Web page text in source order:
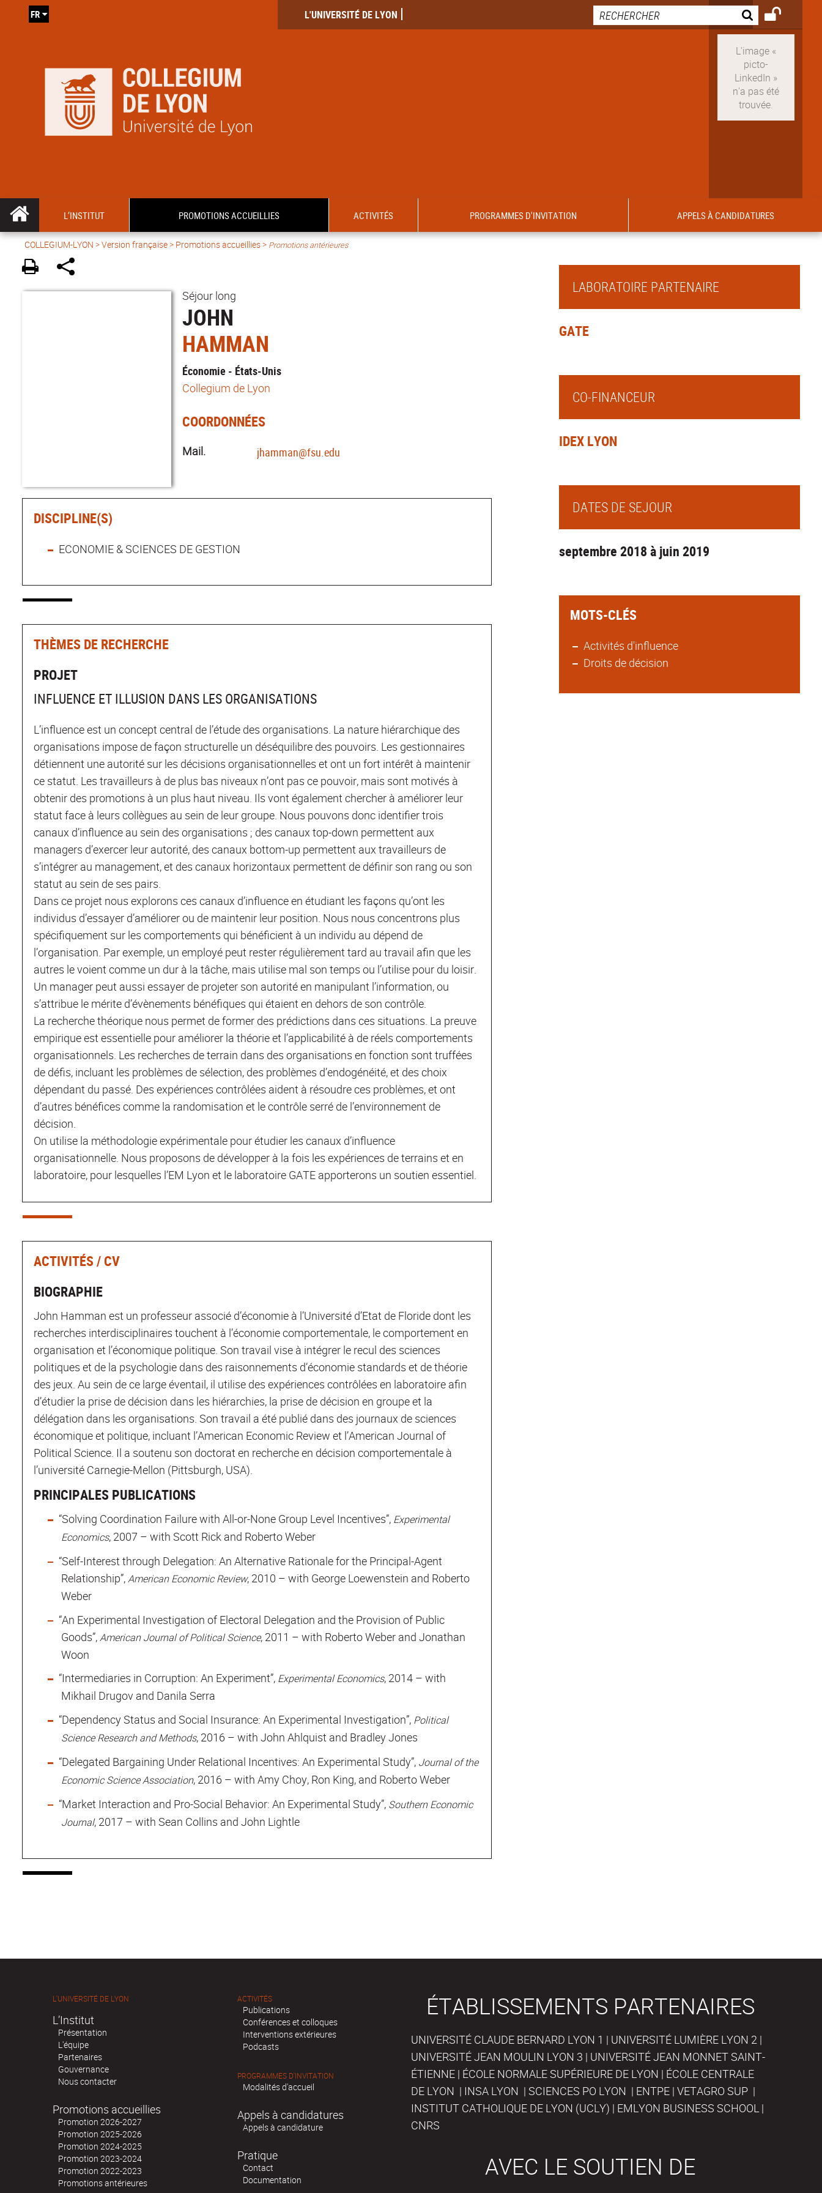
L'UNIVERSITÉ DE LYON
FR
L’INSTITUT PROMOTIONS ACCUEILLIES ACTIVITÉS PROGRAMMES D'INVITATION APPELS À CANDIDATURES
COLLEGIUM-LYON >Version française> Promotions accueillies > Promotions antérieures
Séjour long
JOHN
HAMMAN
Économie - États-Unis
Collegium de Lyon
COORDONNÉES
Mail. jhamman@fsu.edu
DISCIPLINE(S)
ECONOMIE & SCIENCES DE GESTION
THÈMES DE RECHERCHE
PROJET
INFLUENCE ET ILLUSION DANS LES ORGANISATIONS
L’influence est un concept central de l’étude des organisations. La nature hiérarchique des
organisations impose de façon structurelle un déséquilibre des pouvoirs. Les gestionnaires
détiennent une autorité sur les décisions organisationnelles et ont un fort intérêt à maintenir
ce statut. Les travailleurs à de plus bas niveaux n’ont pas ce pouvoir, mais sont motivés à
obtenir des promotions à un plus haut niveau. Ils vont également chercher à améliorer leur
statut face à leurs collègues au sein de leur groupe. Nous pouvons donc identifier trois
canaux d’influence au sein des organisations ; des canaux top-down permettent aux
managers d’exercer leur autorité, des canaux bottom-up permettent aux travailleurs de
s’intégrer au management, et des canaux horizontaux permettent de définir son rang ou son
statut au sein de ses pairs.
Dans ce projet nous explorons ces canaux d’influence en étudiant les façons qu’ont les
individus d’essayer d’améliorer ou de maintenir leur position. Nous nous concentrons plus
spécifiquement sur les comportements qui bénéficient à un individu au dépend de
l’organisation. Par exemple, un employé peut rester régulièrement tard au travail afin que les
autres le voient comme un dur à la tâche, mais utilise mal son temps ou l’utilise pour du loisir.
Un manager peut aussi essayer de projeter son autorité en manipulant l’information, ou
s’attribue le mérite d’évènements bénéfiques qui étaient en dehors de son contrôle.
La recherche théorique nous permet de former des prédictions dans ces situations. La preuve
empirique est essentielle pour améliorer la théorie et l’applicabilité à de réels comportements
organisationnels. Les recherches de terrain dans des organisations en fonction sont truffées
de défis, incluant les problèmes de sélection, des problèmes d’endogénéité, et des choix
dépendant du passé. Des expériences contrôlées aident à résoudre ces problèmes, et ont
d’autres bénéfices comme la randomisation et le contrôle serré de l’environnement de
décision.
On utilise la méthodologie expérimentale pour étudier les canaux d’influence
organisationnelle. Nous proposons de développer à la fois les expériences de terrains et en
laboratoire, pour lesquelles l’EM Lyon et le laboratoire GATE apporterons un soutien essentiel.
ACTIVITÉS / CV
BIOGRAPHIE
John Hamman est un professeur associé d’économie à l’Université d’Etat de Floride dont les
recherches interdisciplinaires touchent à l’économie comportementale, le comportement en
organisation et l’économique politique. Son travail vise à intégrer le recul des sciences
politiques et de la psychologie dans des raisonnements d’économie standards et de théorie
des jeux. Au sein de ce large éventail, il utilise des expériences contrôlées en laboratoire afin
d’étudier la prise de décision dans les hiérarchies, la prise de décision en groupe et la
délégation dans les organisations. Son travail a été publié dans des journaux de sciences
économique et politique, incluant l’American Economic Review et l’American Journal of
Political Science. Il a soutenu son doctorat en recherche en décision comportementale à
l’université Carnegie-Mellon (Pittsburgh, USA).
PRINCIPALES PUBLICATIONS
“Solving Coordination Failure with All-or-None Group Level Incentives”, Experimental
Economics, 2007 – with Scott Rick and Roberto Weber
“Self-Interest through Delegation: An Alternative Rationale for the Principal-Agent
Relationship”,American Economic Review, 2010 – with George Loewenstein and Roberto
Weber
“An Experimental Investigation of Electoral Delegation and the Provision of Public
Goods”,American Journal of Political Science, 2011 – with Roberto Weber and Jonathan
Woon
“Intermediaries in Corruption: An Experiment”, Experimental Economics, 2014 – with
Mikhail Drugov and Danila Serra
“Dependency Status and Social Insurance: An Experimental Investigation”, Political
Science Research and Methods, 2016 – with John Ahlquist and Bradley Jones
“Delegated Bargaining Under Relational Incentives: An Experimental Study”, Journal of the
Economic Science Association, 2016 – with Amy Choy, Ron King, and Roberto Weber
“Market Interaction and Pro-Social Behavior: An Experimental Study”, Southern Economic
Journal, 2017 – with Sean Collins and John Lightle
LABORATOIRE PARTENAIRE
GATE
CO-FINANCEUR
IDEX LYON
DATES DE SEJOUR
septembre 2018 à juin 2019
MOTS-CLÉS
Activités d'influence
Droits de décision
L'UNIVERSITÉ DE LYON
L’Institut
Présentation
L'équipe
Partenaires
Gouvernance
Nous contacter
Promotions accueillies
Promotion 2026-2027
Promotion 2025-2026
Promotion 2024-2025
Promotion 2023-2024
Promotion 2022-2023
Promotions antérieures
ACTIVITÉS
Publications
Conférences et colloques
Interventions extérieures
Podcasts
PROGRAMMES D'INVITATION
Modalités d'accueil
Appels à candidatures
Appels à candidature
Pratique
Contact
Documentation
ÉTABLISSEMENTS PARTENAIRES
UNIVERSITÉ CLAUDE BERNARD LYON 1 | UNIVERSITÉ LUMIÈRE LYON 2 |
UNIVERSITÉ JEAN MOULIN LYON 3 | UNIVERSITÉ JEAN MONNET SAINT-
ÉTIENNE | ÉCOLE NORMALE SUPÉRIEURE DE LYON | ÉCOLE CENTRALE
DE LYON | INSA LYON | SCIENCES PO LYON | ENTPE | VETAGRO SUP |
INSTITUT CATHOLIQUE DE LYON (UCLY) | EMLYON BUSINESS SCHOOL |
CNRS
AVEC LE SOUTIEN DE